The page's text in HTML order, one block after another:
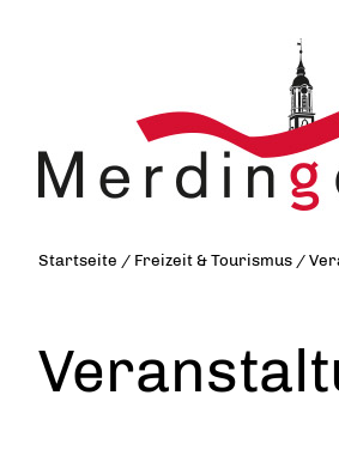
Startseite / Freizeit & Tourismus /